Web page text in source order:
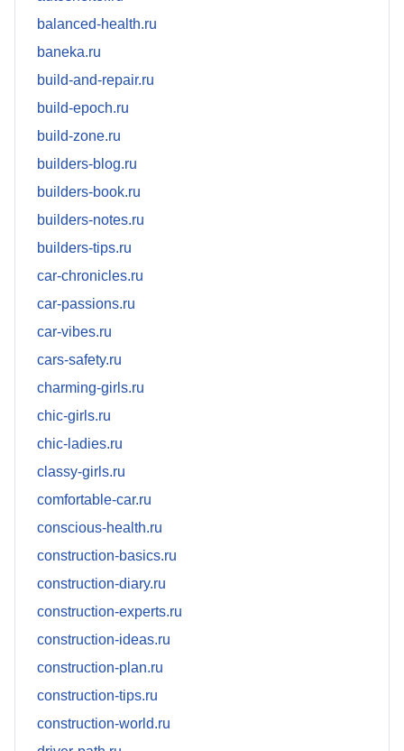
balanced-health.ru
baneka.ru
build-and-repair.ru
build-epoch.ru
build-zone.ru
builders-blog.ru
builders-book.ru
builders-notes.ru
builders-tips.ru
car-chronicles.ru
car-passions.ru
car-vibes.ru
cars-safety.ru
charming-girls.ru
chic-girls.ru
chic-ladies.ru
classy-girls.ru
comfortable-car.ru
conscious-health.ru
construction-basics.ru
construction-diary.ru
construction-experts.ru
construction-ideas.ru
construction-plan.ru
construction-tips.ru
construction-world.ru